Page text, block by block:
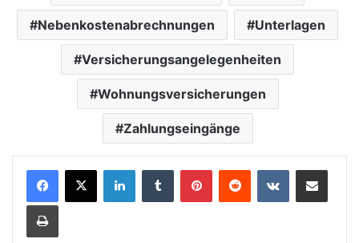
Nebenkostenabrechnungen Unterlagen
Versicherungsangelegenheiten
Wohnungsversicherungen
Zahlungseingänge